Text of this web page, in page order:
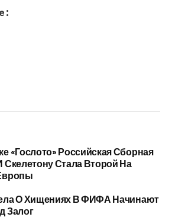
«Гослото» Российская Сборная
Стала Второй На
О Хищениях В ФИФА Начинают
Залог